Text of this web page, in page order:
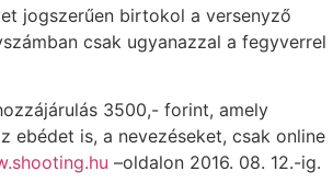
jogszerűen birtokol a versenyző
csak ugyanazzal a fegyverrel
3500,- forint, amely
ebédet is, a nevezéseket, csak online
–oldalon 2016. 08. 12.-ig.